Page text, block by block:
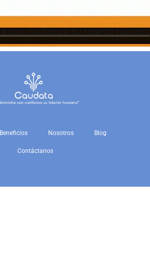
Beneficios Nosotros Blog
Contáctanos